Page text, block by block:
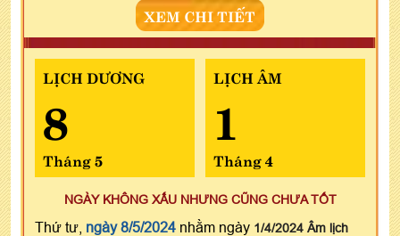
XEM CHI TIẾT
LỊCH DƯƠNG
8
Tháng 5
LỊCH ÂM
1
Tháng 4
NGÀY KHÔNG XẤU NHƯNG CŨNG CHƯA TỐT
Thứ tư, ngày 8/5/2024 nhằm ngày 1/4/2024 Âm lịch